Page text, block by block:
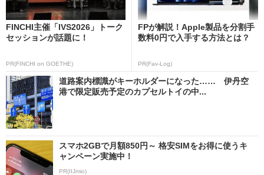
FINCHI主催「IVS2026」トーク
セッションが話題に！
PR(FINCHI on GOETHE)
FPが解説！Apple製品を分割手
数料0円で入手する方法とは？
PR(Fav-Log)
道路案内標識がキーホルダーになった…… 伊丹空
港で限定販売予定のカプセルトイの中...
スマホ2GBで月額850円～ 格安SIMをお得に使うキ
ャンペーン実施中！
PR(IIJmio)